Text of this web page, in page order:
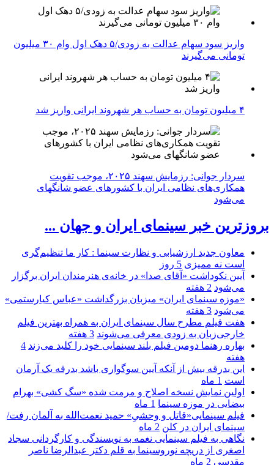
واریز سود سهام عدالت به زودی/۵ دهک اول وام ۳۰ میلیون
تومانی می‌گیرند
۴ میلیون تومان به حساب هر شهروند ایرانی واریز شد
سردار جوانی: رزمایش سهند ۲۰۲۵، موجب تقویت
همکاری‌های نظامی ایران با کشور‌های عضو شانگهای
می‌شود
بروزترین خبر سینمای ایران و جهان ...
معاون جدید ارزشیابی و نظارت سینما : کار ما تنظیم‌گری
است نه ممیزی 5 روز
آیین نکوداشت «آقای صدا» در خانه‌ی هنرمندان ایران برگزار
می‌شود 2 هفته
«موزه سینمای ایران» میزبان بزرگداشت «عباس کیارستمی»
می‌شود 3 هفته
هفت فیلم مطرح سال سینمای ایران به همراه بهترین فیلم
خارجی‌زبان به زودی معرفی می‌شوند 3 هفته
بهاره رهنما دومین فیلم بلند سینمایی خود را کلید می‌زند 4
هفته
این بدرقه بیش از آنکه آیین سوگواری باشد بدرقه یک آرمان
است 1 ماه
اولین نمایش نسخه اصلاح و مرمت شده «سگ کشی» بهرام
بیضایی در موزه سینما 1 ماه
فیلم سینمایی«قاتل و وحشیِ» حمید نعمت‌الله به آلمان رفت/
سینمای ایران در کلن 2 ماه
نگاهی به فیلم سینمایی نغمه به نویسندگی و کارگردانی سجاد
اصغری از دریچه نوروسینما به قلم دکتر عبدالرضا ناصر
مقدسی 2 ماه